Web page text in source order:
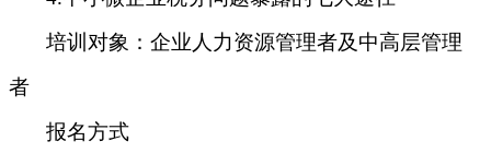
培训对象 ： 企业人力资源管理者及中高层管理
者
报名方式